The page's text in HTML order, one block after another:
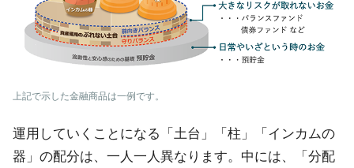
上記で示した金融商品は一例です。
運用していくことになる「土台」「柱」「インカムの
器」の配分は、一人一人異なります。中には、「分配